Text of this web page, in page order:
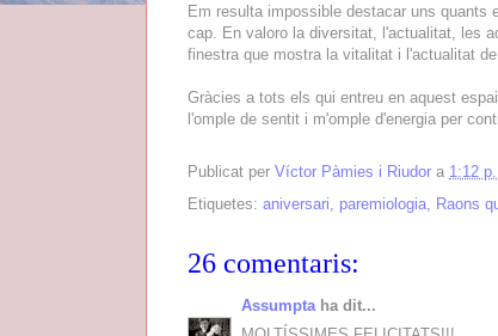
Em resulta impossible destacar uns quants
cap. En valoro la diversitat, l'actualitat, les
finestra que mostra la vitalitat i l'actualitat de
Gràcies a tots els qui entreu en aquest
l'omple de sentit i m'omple d'energia per
Publicat per Víctor Pàmies i Riudor a 1:12
Etiquetes: aniversari paremiologia Raons
26 comentaris:
Assumpta ha dit...